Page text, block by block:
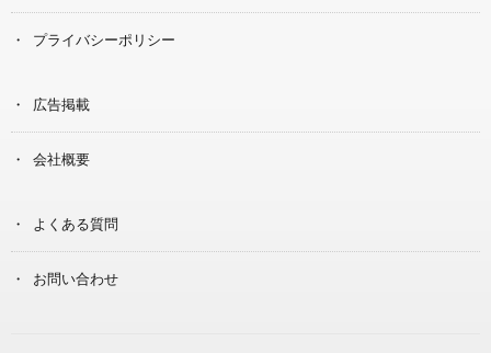
プライバシーポリシー
広告掲載
会社概要
よくある質問
お問い合わせ